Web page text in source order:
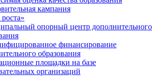
кампания
опорный центр дополнительного
финансирование
образования
площадки на базе
организаций